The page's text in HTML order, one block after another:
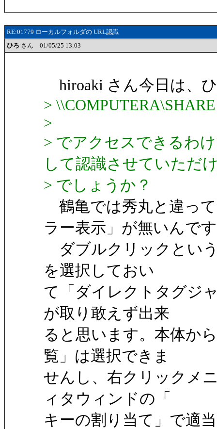
RE:01779 ローカルフォルダの URL認識
ひろ さん 01/05/25 13:03
hiroaki さん今日は、
> \\COMPUTERA\SHARE
>
> でアクセスできるわ
して認識させていただ
> でしょうか？
鶴亀では秀丸と違っ
ラー表示」が無いんで
ダブルクリックとい
を選択しておい
て「ダイレクトタグジ
が取り敢えず出来
ると思います。本体か
覧」は選択できま
せんし、右クリックメ
ィタウィンドの「
キーの割り当て」で適